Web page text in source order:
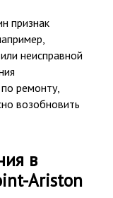
признак
неисправной
ремонту,
возобновить
в
Ariston